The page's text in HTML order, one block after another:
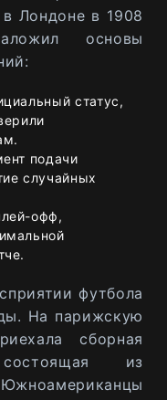
Лондоне в 1908
основы
статус,
подачи
случайных
офф,
футбола
На парижскую
сборная
из